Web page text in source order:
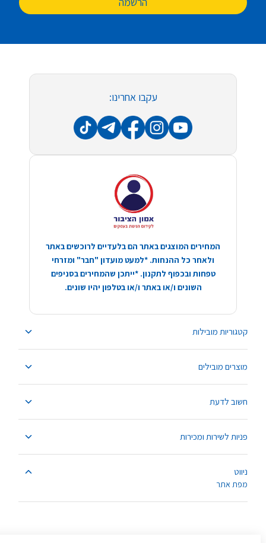
קטגוריות מובילות
מוצרים מובילים
חשוב לדעת
פניות לשירות ומכירות
ניווט
מפת אתר
עקבו אחרינו:
המחירים המוצגים באתר הם בלעדיים לרוכשים באתר
ולאחר כל ההנחות. *למעט מועדון "חבר" ומזרחי
טפחות ובכפוף לתקנון. *ייתכן שהמחירים בסניפים
השונים ו/או באתר ו/או בטלפון יהיו שונים.